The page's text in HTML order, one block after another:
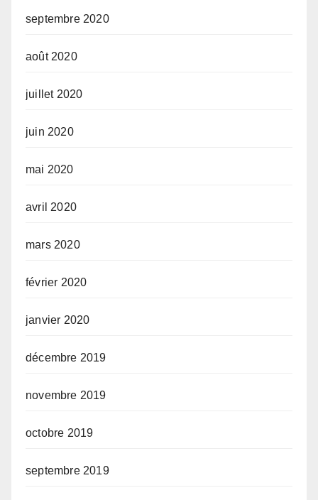
septembre 2020
août 2020
juillet 2020
juin 2020
mai 2020
avril 2020
mars 2020
février 2020
janvier 2020
décembre 2019
novembre 2019
octobre 2019
septembre 2019